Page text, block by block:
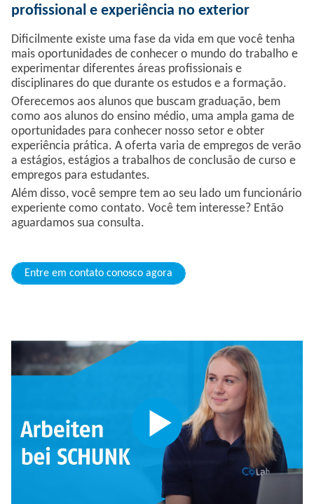
profissional e experiência no exterior
Dificilmente existe uma fase da vida em que você tenha
mais oportunidades de conhecer o mundo do trabalho e
experimentar diferentes áreas profissionais e
disciplinares do que durante os estudos e a formação.
Oferecemos aos alunos que buscam graduação, bem
como aos alunos do ensino médio, uma ampla gama de
oportunidades para conhecer nosso setor e obter
experiência prática. A oferta varia de empregos de verão
a estágios, estágios a trabalhos de conclusão de curso e
empregos para estudantes.
Além disso, você sempre tem ao seu lado um funcionário
experiente como contato. Você tem interesse? Então
aguardamos sua consulta.
Entre em contato conosco agora